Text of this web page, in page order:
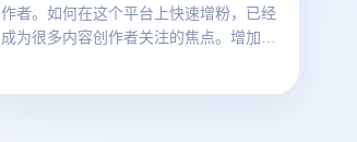
作者。如何在这个平台上快速增粉，已经
成为很多内容创作者关注的焦点。增加一